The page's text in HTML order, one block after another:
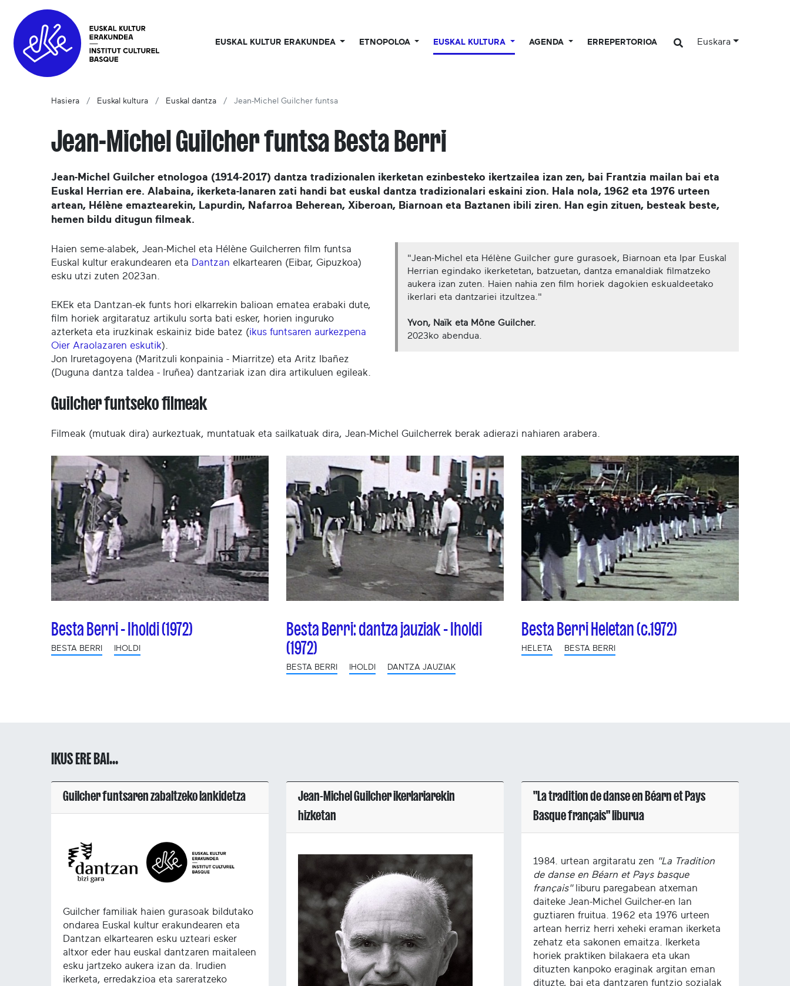
EUSKAL KULTUR ERAKUNDEA ETNOPOLOA EUSKAL KULTURA AGENDA ERREPERTORIOA Euskara
Hasiera Euskal kultura Euskal dantza Jean-Michel Guilcher funtsa
Jean-Michel Guilcher funtsa Besta Berri
Jean-Michel Guilcher etnologoa (1914-2017) dantza tradizionalen ikerketan ezinbesteko ikertzailea izan zen, bai Frantzia mailan bai eta
Euskal Herrian ere. Alabaina, ikerketa-lanaren zati handi bat euskal dantza tradizionalari eskaini zion. Hala nola, 1962 eta 1976 urteen
artean, Hélène emaztearekin, Lapurdin, Nafarroa Beherean, Xiberoan, Biarnoan eta Baztanen ibili ziren. Han egin zituen, besteak beste,
hemen bildu ditugun filmeak.
"Jean-Michel eta Hélène Guilcher gure gurasoek, Biarnoan eta Ipar Euskal
Herrian egindako ikerketetan, batzuetan, dantza emanaldiak filmatzeko
aukera izan zuten. Haien nahia zen film horiek dagokien eskualdeetako
ikerlari eta dantzariei itzultzea."
Yvon, Naïk eta Mône Guilcher.
2023ko abendua.
Haien seme-alabek, Jean-Michel eta Hélène Guilcherren film funtsa
Euskal kultur erakundearen eta Dantzan elkartearen (Eibar, Gipuzkoa)
esku utzi zuten 2023an.
EKEk eta Dantzan-ek funts hori elkarrekin balioan ematea erabaki dute,
film horiek argitaratuz artikulu sorta bati esker, horien inguruko
azterketa eta iruzkinak eskainiz bide batez (ikus funtsaren aurkezpena
Oier Araolazaren eskutik).
Jon Iruretagoyena (Maritzuli konpainia - Miarritze) eta Aritz Ibañez
(Duguna dantza taldea - Iruñea) dantzariak izan dira artikuluen egileak.
Guilcher funtseko filmeak
Filmeak (mutuak dira) aurkeztuak, muntatuak eta sailkatuak dira, Jean-Michel Guilcherrek berak adierazi nahiaren arabera.
Besta Berri - Iholdi (1972)
BESTA BERRI IHOLDI
Besta Berri: dantza jauziak - Iholdi
(1972)
BESTA BERRI IHOLDI DANTZA JAUZIAK
Besta Berri Heletan (c.1972)
HELETA BESTA BERRI
IKUS ERE BAI...
Guilcher funtsaren zabaltzeko lankidetza
Guilcher familiak haien gurasoak bildutako
ondarea Euskal kultur erakundearen eta
Dantzan elkartearen esku uzteari esker
altxor eder hau euskal dantzaren maitaleen
esku jartzeko aukera izan da. Irudien
ikerketa, erredakzioa eta sareratzeko
Jean-Michel Guilcher ikerlariarekin
hizketan
"La tradition de danse en Béarn et Pays
Basque français" liburua
1984. urtean argitaratu zen "La Tradition
de danse en Béarn et Pays basque
français"liburu paregabean atxeman
daiteke Jean-Michel Guilcher-en lan
guztiaren fruitua. 1962 eta 1976 urteen
artean herriz herri xeheki eraman ikerketa
zehatz eta sakonen emaitza. Ikerketa
horiek praktiken bilakaera eta ukan
dituzten kanpoko eraginak argitan eman
dituzte, bai eta dantzaren funtzio sozialak